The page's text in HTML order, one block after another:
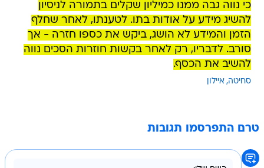
כי נווה גבה ממנו כמיליון שקלים בתמורה לניסיון
להשיג מידע על אודות בתו. לטענתו, לאחר שחלף
הזמן והמידע לא הושג, ביקש את כספו חזרה - אך
סורב. לדבריו, רק לאחר בקשות חוזרות הסכים נווה
להשיב את הכסף.
סחיטה איילון
טרם התפרסמו תגובות